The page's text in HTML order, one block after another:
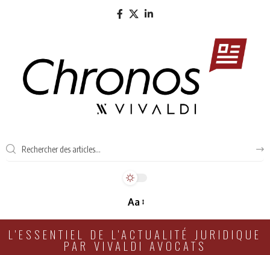
Aa
L'ESSENTIEL DE L'ACTUALITÉ JURIDIQUE
PAR VIVALDI AVOCATS